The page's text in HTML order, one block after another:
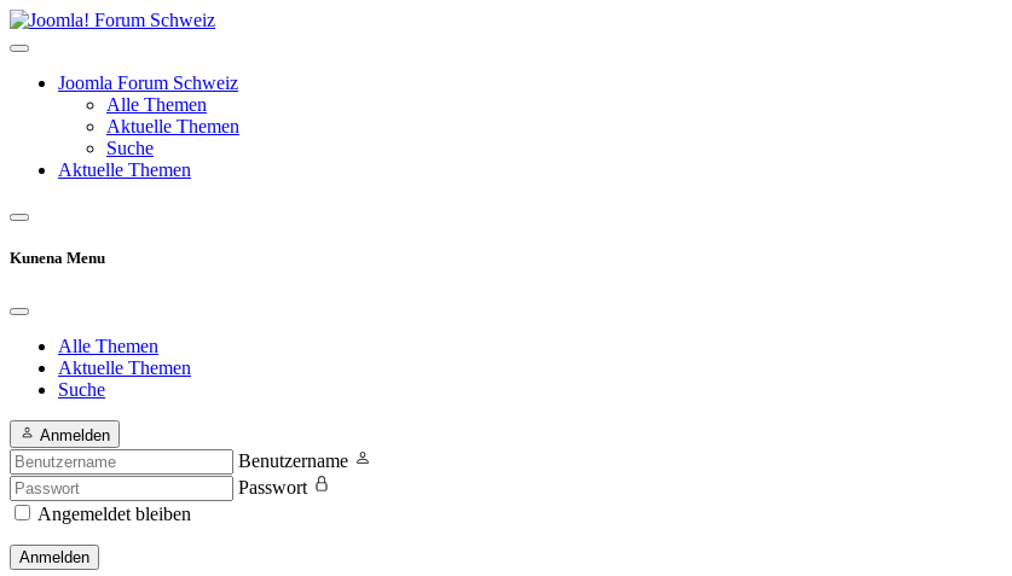
Joomla Forum Schweiz
Alle Themen
Aktuelle Themen
Suche
Aktuelle Themen
Kunena Menu
Alle Themen
Aktuelle Themen
Suche
Anmelden
Benutzername
Passwort
Angemeldet bleiben
Anmelden